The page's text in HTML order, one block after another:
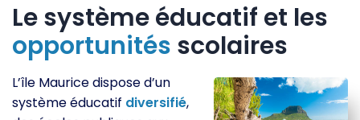
Le système éducatif et les
opportunités scolaires
L’île Maurice dispose d’un
système éducatif diversifié,